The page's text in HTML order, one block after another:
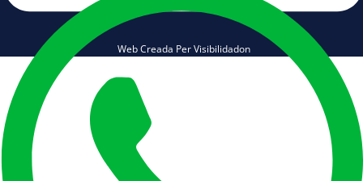
Web Creada Per Visibilidadon